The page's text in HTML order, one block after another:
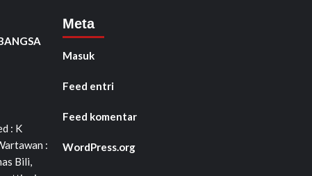
: K
:
Bili,
Meta
Masuk
Feed entri
Feed komentar
WordPress.org